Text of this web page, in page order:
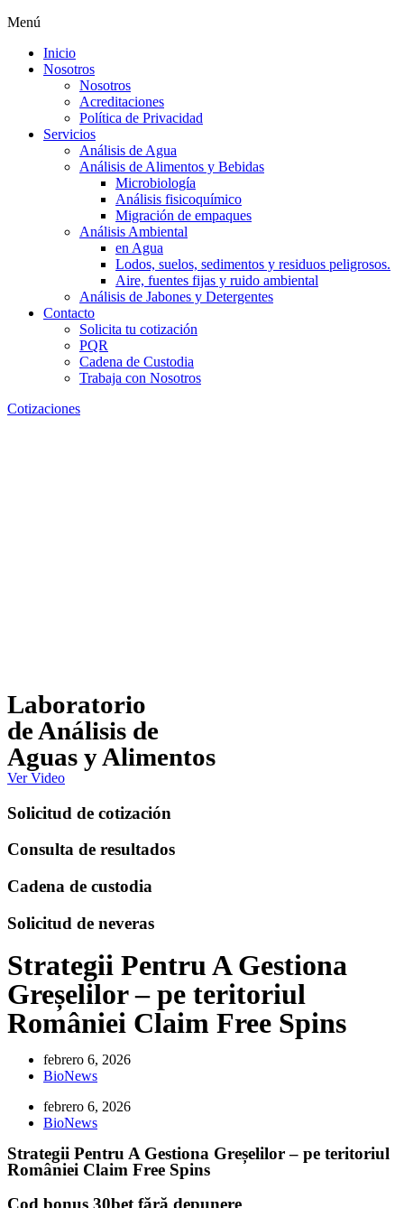
Menú
Inicio
Nosotros
Nosotros
Acreditaciones
Política de Privacidad
Servicios
Análisis de Agua
Análisis de Alimentos y Bebidas
Microbiología
Análisis fisicoquímico
Migración de empaques
Análisis Ambiental
en Agua
Lodos, suelos, sedimentos y residuos peligrosos.
Aire, fuentes fijas y ruido ambiental
Análisis de Jabones y Detergentes
Contacto
Solicita tu cotización
PQR
Cadena de Custodia
Trabaja con Nosotros
Cotizaciones
Laboratorio
de Análisis de
Aguas y Alimentos
Ver Video
Solicitud de cotización
Consulta de resultados
Cadena de custodia
Solicitud de neveras
Strategii Pentru A Gestiona
Greșelilor – pe teritoriul
României Claim Free Spins
febrero 6, 2026
BioNews
febrero 6, 2026
BioNews
Strategii Pentru A Gestiona Greșelilor – pe teritoriul
României Claim Free Spins